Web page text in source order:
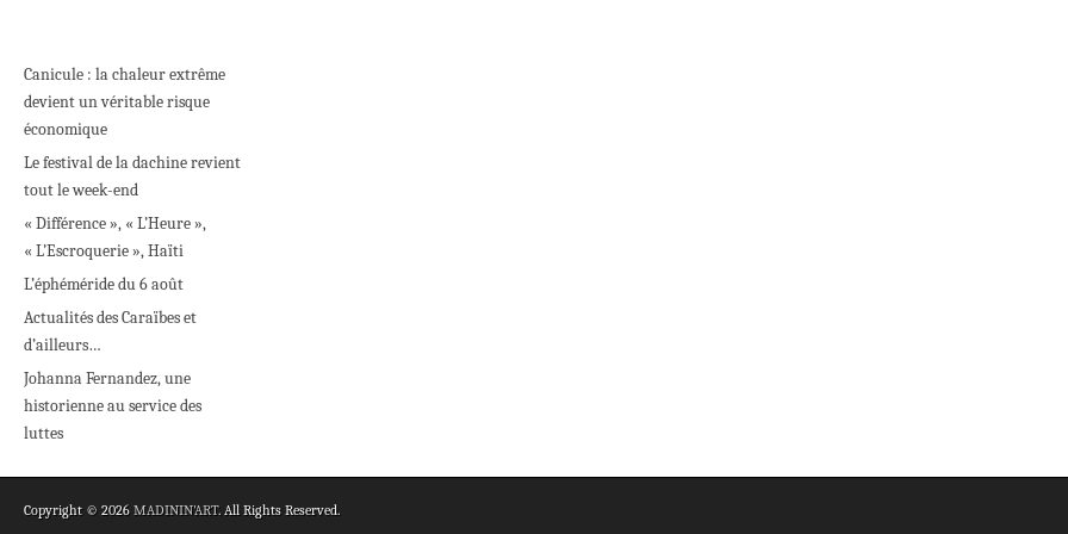
Canicule : la chaleur extrême
devient un véritable risque
économique
Le festival de la dachine revient
tout le week-end
« Différence », « L’Heure »,
« L’Escroquerie », Haïti
L’éphéméride du 6 août
Actualités des Caraïbes et
d’ailleurs…
Johanna Fernandez, une
historienne au service des
luttes
Copyright © 2026 MADININ'ART. All Rights Reserved.